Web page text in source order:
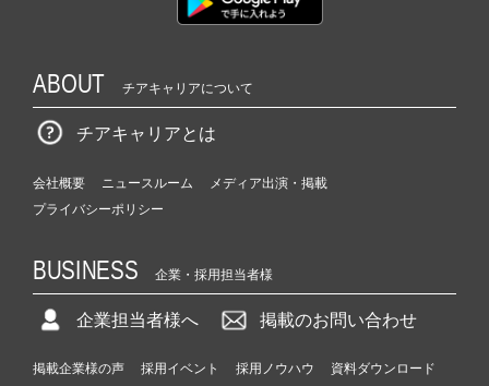
ABOUT チアキャリアについて
チアキャリアとは
会社概要 ニュースルーム
メディア出演・掲載
プライバシーポリシー
BUSINESS 企業・採用担当者様
企業担当者様へ 掲載のお問い合わせ
掲載企業様の声 採用イベント 採用ノウハウ
資料ダウンロード